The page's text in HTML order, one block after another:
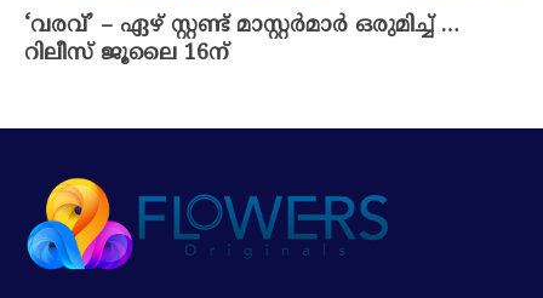
‘വരവ്’ – ഏഴ് സ്റ്റണ്ട് മാസ്റ്റർമാർ ഒരുമിച്ച് …
റിലീസ് ജൂലൈ 16ന്